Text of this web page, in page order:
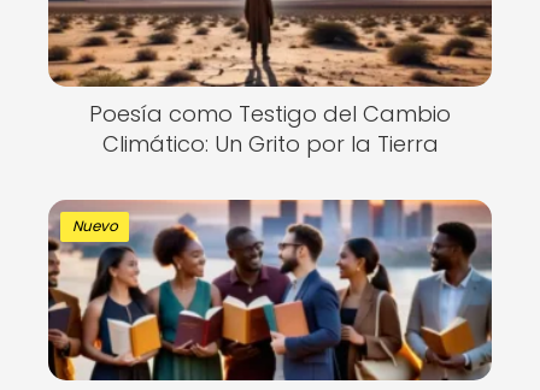
Poesía como Testigo del Cambio
Climático: Un Grito por la Tierra
Nuevo